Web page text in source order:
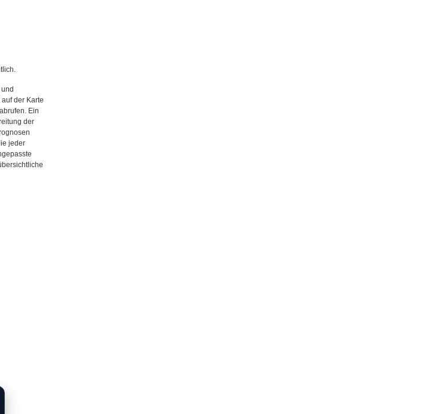
der Karte
Ein
der
jeder